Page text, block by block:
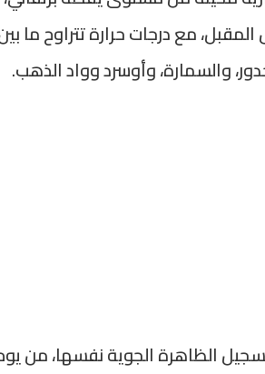
والسمارة، وأوسرد وواد الذهب.
الظاهرة الجوية نفسها، من